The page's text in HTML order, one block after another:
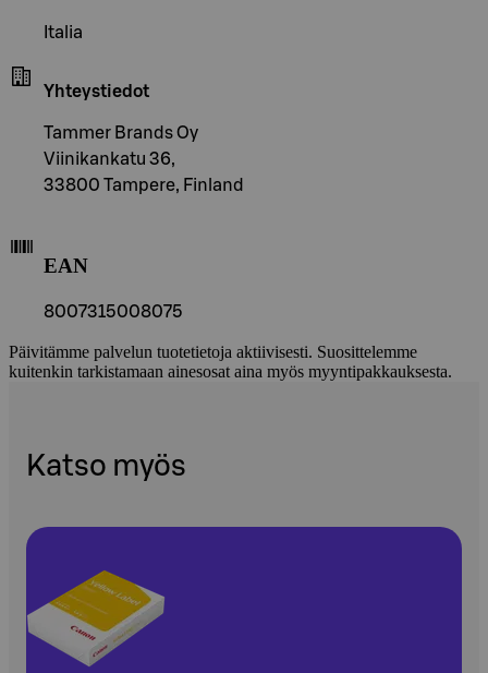
Italia
Yhteystiedot
Tammer Brands Oy
Viinikankatu 36,
33800 Tampere, Finland
EAN
8007315008075
Päivitämme palvelun tuotetietoja aktiivisesti. Suosittelemme
kuitenkin tarkistamaan ainesosat aina myös myyntipakkauksesta.
Katso myös